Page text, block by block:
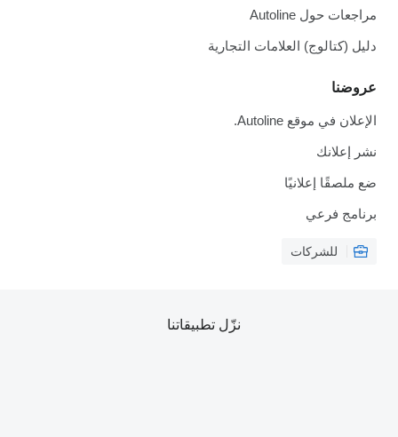
مراجعات حول Autoline
دليل (كتالوج) العلامات التجارية
عروضنا
الإعلان في موقع Autoline.
نشر إعلانك
ضع ملصقًا إعلانيًا
برنامج فرعي
للشركات
نزّل تطبيقاتنا